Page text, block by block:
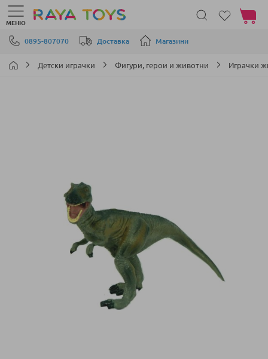
Прескачане към съдържанието
0895-807070 Доставка Магазини
МЕНЮ
Моята
Детски играчки Фигури, герои и животни Играчки
изображенията